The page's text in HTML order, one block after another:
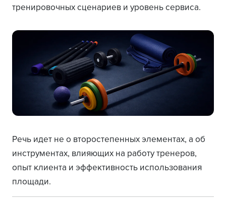
тренировочных сценариев и уровень сервиса.
Речь идет не о второстепенных элементах, а об
инструментах, влияющих на работу тренеров,
опыт клиента и эффективность использования
площади.